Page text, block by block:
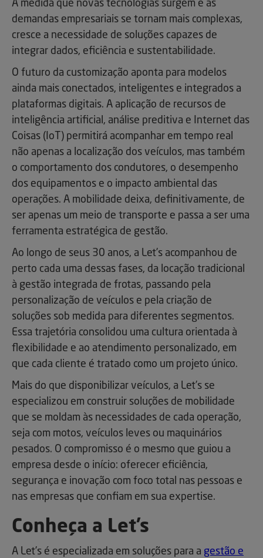
À medida que novas tecnologias surgem e as
demandas empresariais se tornam mais complexas,
cresce a necessidade de soluções capazes de
integrar dados, eficiência e sustentabilidade.
O futuro da customização aponta para modelos
ainda mais conectados, inteligentes e integrados a
plataformas digitais. A aplicação de recursos de
inteligência artificial, análise preditiva e Internet das
Coisas (IoT) permitirá acompanhar em tempo real
não apenas a localização dos veículos, mas também
o comportamento dos condutores, o desempenho
dos equipamentos e o impacto ambiental das
operações. A mobilidade deixa, definitivamente, de
ser apenas um meio de transporte e passa a ser uma
ferramenta estratégica de gestão.
Ao longo de seus 30 anos, a Let’s acompanhou de
perto cada uma dessas fases, da locação tradicional
à gestão integrada de frotas, passando pela
personalização de veículos e pela criação de
soluções sob medida para diferentes segmentos.
Essa trajetória consolidou uma cultura orientada à
flexibilidade e ao atendimento personalizado, em
que cada cliente é tratado como um projeto único.
Mais do que disponibilizar veículos, a Let’s se
especializou em construir soluções de mobilidade
que se moldam às necessidades de cada operação,
seja com motos, veículos leves ou maquinários
pesados. O compromisso é o mesmo que guiou a
empresa desde o início: oferecer eficiência,
segurança e inovação com foco total nas pessoas e
nas empresas que confiam em sua expertise.
Conheça a Let’s
A Let’s é especializada em soluções para a gestão e